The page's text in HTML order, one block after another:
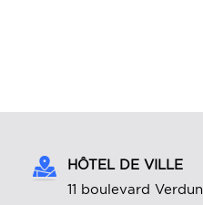
HÔTEL DE VILLE
11 boulevard Verdun